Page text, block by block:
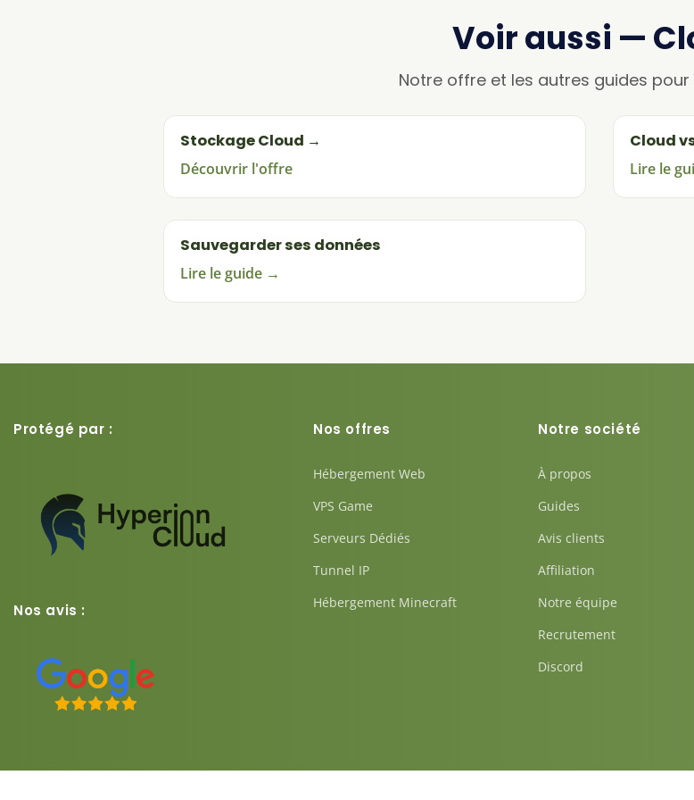
Voir aussi —
Notre offre et les autres guides pour
Stockage Cloud →
Découvrir l'offre
Cloud
Lire le
Sauvegarder ses données
Lire le guide →
Protégé par :
Nos avis :
Nos offres
Hébergement Web
VPS Game
Serveurs Dédiés
Tunnel IP
Hébergement Minecraft
Notre société
À propos
Guides
Avis clients
Affiliation
Notre équipe
Recrutement
Discord